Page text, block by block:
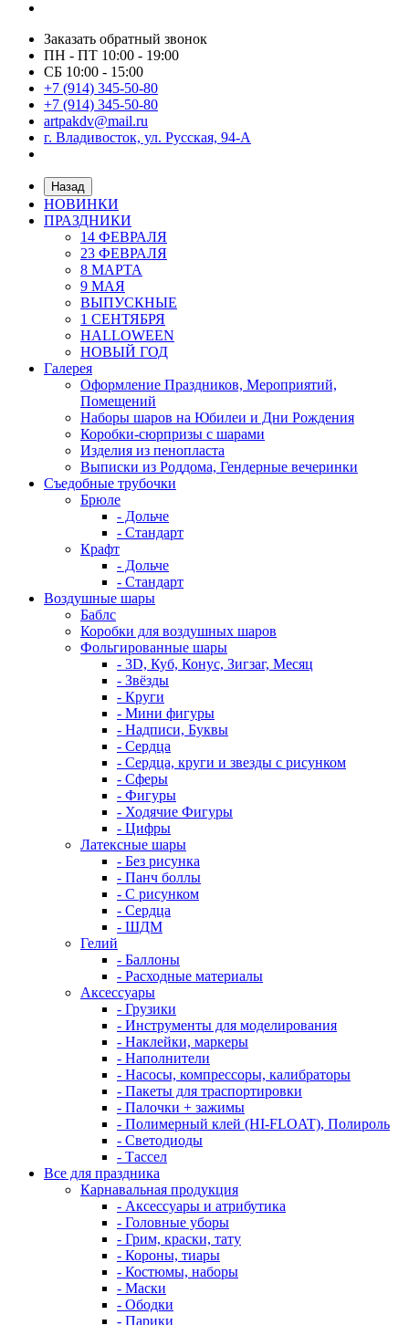
Заказать обратный звонок
ПН - ПТ 10:00 - 19:00
СБ 10:00 - 15:00
+7 (914) 345-50-80
+7 (914) 345-50-80
artpakdv@mail.ru
г. Владивосток, ул. Русская, 94-А
Назад
НОВИНКИ
ПРАЗДНИКИ
14 ФЕВРАЛЯ
23 ФЕВРАЛЯ
8 МАРТА
9 МАЯ
ВЫПУСКНЫЕ
1 СЕНТЯБРЯ
HALLOWEEN
НОВЫЙ ГОД
Галерея
Оформление Праздников, Мероприятий,
Помещений
Наборы шаров на Юбилеи и Дни Рождения
Коробки-сюрпризы с шарами
Изделия из пенопласта
Выписки из Роддома, Гендерные вечеринки
Съедобные трубочки
Брюле
- Дольче
- Стандарт
Крафт
- Дольче
- Стандарт
Воздушные шары
Баблс
Коробки для воздушных шаров
Фольгированные шары
- 3D, Куб, Конус, Зигзаг, Месяц
- Звёзды
- Круги
- Мини фигуры
- Надписи, Буквы
- Сердца
- Сердца, круги и звезды с рисунком
- Сферы
- Фигуры
- Ходячие Фигуры
- Цифры
Латексные шары
- Без рисунка
- Панч боллы
- С рисунком
- Сердца
- ШДМ
Гелий
- Баллоны
- Расходные материалы
Аксессуары
- Грузики
- Инструменты для моделирования
- Наклейки, маркеры
- Наполнители
- Насосы, компрессоры, калибраторы
- Пакеты для траспортировки
- Палочки + зажимы
- Полимерный клей (HI-FLOAT), Полироль
- Светодиоды
- Тассел
Все для праздника
Карнавальная продукция
- Аксессуары и атрибутика
- Головные уборы
- Грим, краски, тату
- Короны, тиары
- Костюмы, наборы
- Маски
- Ободки
- Парики